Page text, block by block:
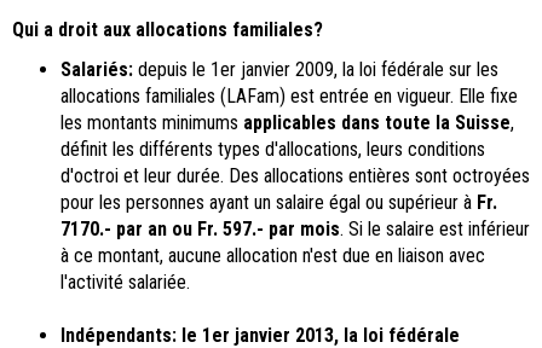
Qui a droit aux allocations familiales?
Salariés: depuis le 1er janvier 2009, la loi fédérale sur les
allocations familiales (LAFam) est entrée en vigueur. Elle fixe
les montants minimums applicables dans toute la Suisse,
définit les différents types d'allocations, leurs conditions
d'octroi et leur durée. Des allocations entières sont octroyées
pour les personnes ayant un salaire égal ou supérieur à Fr.
7170.- par an ou Fr. 597.- par mois. Si le salaire est inférieur
à ce montant, aucune allocation n'est due en liaison avec
l'activité salariée.
Indépendants: le 1er janvier 2013, la loi fédérale